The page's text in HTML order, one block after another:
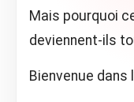
Mais pourquoi
deviennent-ils
Bienvenue dans